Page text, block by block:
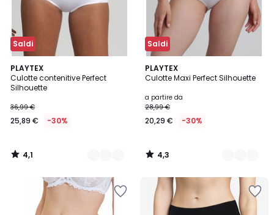
Saldi
PLAYTEX
Culotte contenitive Perfect
Silhouette
36,99 €
25,89 € -30%
4,1
/ 5
3
Colori
4,1
/
Saldi
PLAYTEX
Culotte Maxi Perfect Silhouette
a partire da
28,99 €
20,29 € -30%
4,3
/ 5
2
Colori
4,3
/